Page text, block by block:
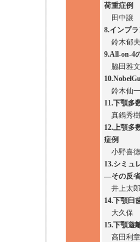
荷重症例
田中譲
8.インプ
鈴木郁夫
9.All‐on‐4
脇田雅
鈴木仙一
11.下顎多
真鍋秀樹
12.上顎多
症例
小野喜徳
13.シミュ
―その反
井上太郎
14.下顎臼
大久保
15.下顎遊
高田利章